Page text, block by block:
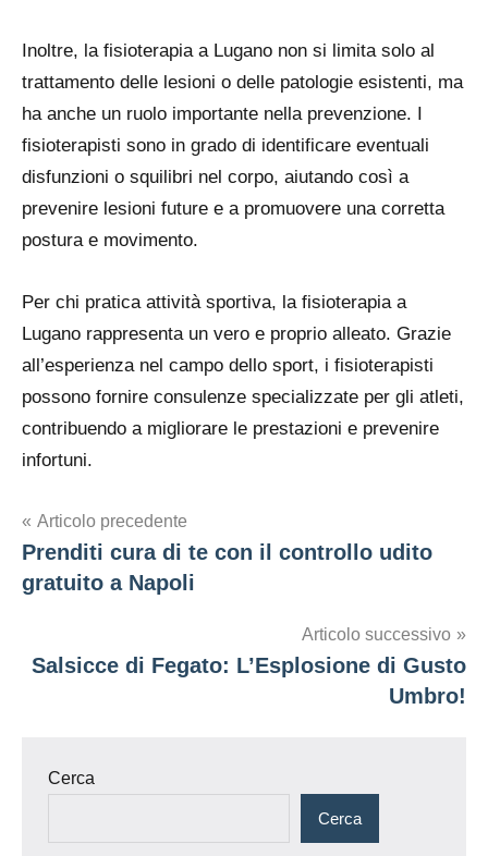
Inoltre, la fisioterapia a Lugano non si limita solo al
trattamento delle lesioni o delle patologie esistenti, ma
ha anche un ruolo importante nella prevenzione. I
fisioterapisti sono in grado di identificare eventuali
disfunzioni o squilibri nel corpo, aiutando così a
prevenire lesioni future e a promuovere una corretta
postura e movimento.
Per chi pratica attività sportiva, la fisioterapia a
Lugano rappresenta un vero e proprio alleato. Grazie
all’esperienza nel campo dello sport, i fisioterapisti
possono fornire consulenze specializzate per gli atleti,
contribuendo a migliorare le prestazioni e prevenire
infortuni.
Navigazione
articoli
Articolo precedente
Prenditi cura di te con il controllo udito
gratuito a Napoli
Articolo successivo
Salsicce di Fegato: L’Esplosione di Gusto
Umbro!
Cerca
Cerca